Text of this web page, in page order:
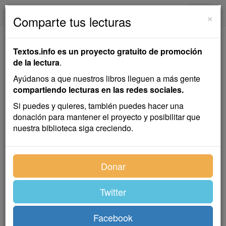
La Absurda
Imprudencia
Javier de Viana
Cuento
Don Eufrodio Villamoros poseía una espléndida
plantación de naranjos a espaldas de Bella Vista, la
coqueta ciudad correntina recatada detrás de las
altísimas barrancas que, en aquel paraje guarecen la
ribera del Paraná.
A la entrada del naranjal se alzaba la población,
×
Comparte tus lecturas
Textos.info es un proyecto gratuito de promoción
de la lectura.
Ayúdanos a que nuestros libros lleguen a más gente
compartiendo lecturas en las redes sociales.
Si puedes y quieres, también puedes hacer una
donación para mantener el proyecto y posibilitar que
nuestra biblioteca siga creciendo.
Donar
Twitter
Facebook